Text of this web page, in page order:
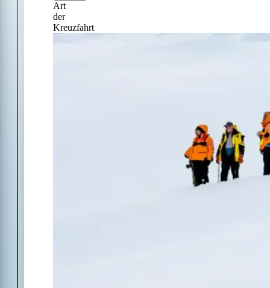
Art
der
Kreuzfahrt